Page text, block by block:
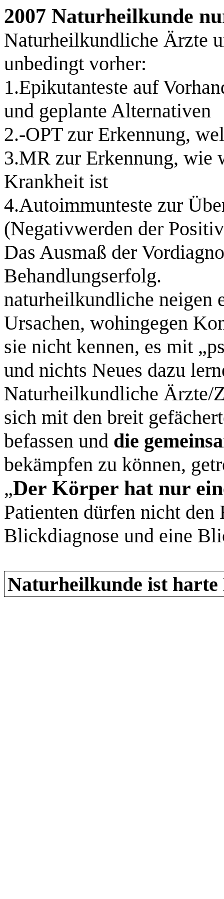
2007 Naturheilkunde
Naturheilkundliche Ärzte
unbedingt vorher:
1.Epikutanteste auf
und geplante Alternativen
2.-OPT zur Erkennung,
3.MR zur Erkennung, wie
Krankheit ist
4.Autoimmunteste zur
(Negativwerden der
Das Ausmaß der
Behandlungserfolg.
naturheilkundliche neigen
Ursachen, wohingegen
sie nicht kennen, es mit
und nichts Neues dazu
Naturheilkundliche Ärzte/
sich mit den breit
befassen und die
bekämpfen zu können,
„Der Körper hat nur
Patienten dürfen nicht den
Blickdiagnose und eine
Naturheilkunde ist